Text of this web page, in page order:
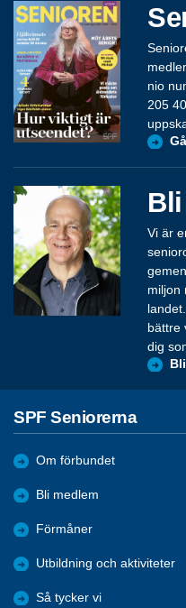
nio
205
Vi är
miljon
bättre
dig
SPF Seniorerna
Om förbundet
Bli medlem
Förmåner
Utbildning och aktiviteter
Så tycker vi